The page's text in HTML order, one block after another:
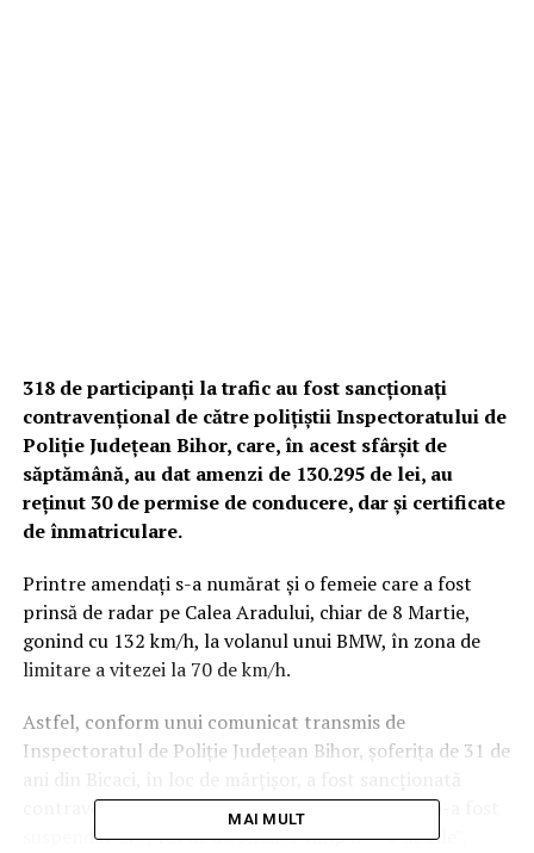
318 de participanţi la trafic au fost sancţionaţi
contravenţional de către poliţiştii Inspectoratului de
Poliţie Judeţean Bihor, care, în acest sfârșit de
săptămână, au dat amenzi de 130.295 de lei, au
reţinut 30 de permise de conducere, dar şi certificate
de înmatriculare.
Printre amendați s-a numărat şi o femeie care a fost
prinsă de radar pe Calea Aradului, chiar de 8 Martie,
gonind cu 132 km/h, la volanul unui BMW, în zona de
limitare a vitezei la 70 de km/h.
Astfel, conform unui comunicat transmis de
Inspectoratul de Poliţie Judeţean Bihor, şoferiţa de 31 de
contravenţional cu „9 – 20 de puncte amendă şi i-a fost
suspendat dreptul de a conduce timp de 90 de zile”.
MAI MULT